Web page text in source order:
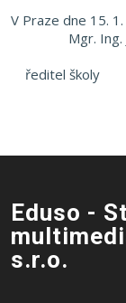
V Praze dne 15.
Mgr. Ing.
ředitel školy
Eduso -
s.r.o.